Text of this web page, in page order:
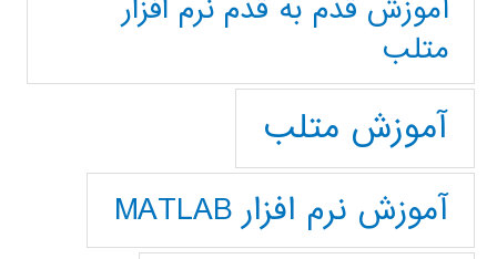
آموزش قدم به قدم نرم افزار
متلب
آموزش متلب
آموزش نرم افزار MATLAB